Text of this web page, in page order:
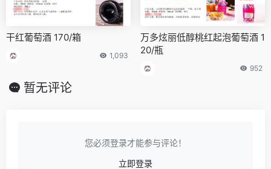
干红葡萄酒 170/箱
1,093
万多炫丽低醇桃红起泡葡萄酒 1
20/瓶
952
暂无评论
您必须登录才能参与评论！
立即登录